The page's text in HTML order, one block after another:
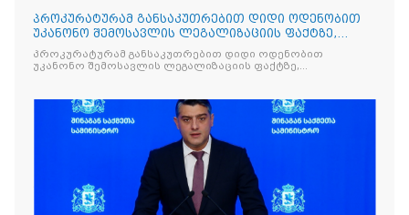
პროკურატურამ განსაკუთრებით დიდი ოდენობით
უკანონო შემოსავლის ლეგალიზაციის ფაქტზე,
საქართველოს ყოფილ პ
პროკურატურამ განსაკუთრებით დიდი ოდენობით
უკანონო შემოსავლის ლეგალიზაციის ფაქტზე,